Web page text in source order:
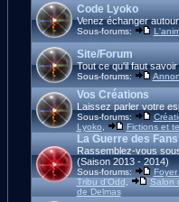
Code Lyoko
Venez échanger
Sous-forums:
Site/Forum
Tout ce qu'il faut
Sous-forums:
Vos Créations
Laissez parler votre
Sous-forums:
Lyoko, Fictions et
La Guerre des Fans
Rassemblez-vous
(Saison 2013 - 2014)
Sous-forums:
Tribu d'Odd
Salon
de Delmas